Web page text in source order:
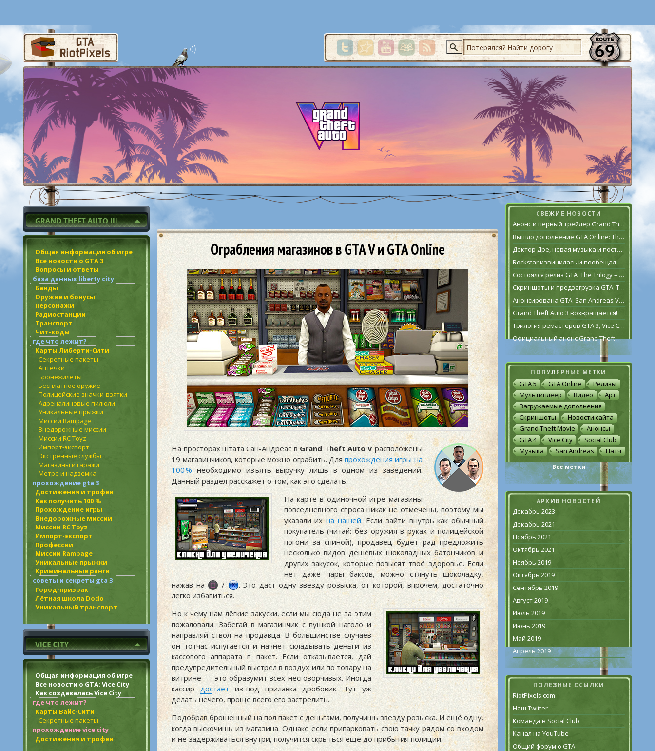
Поиск
Общая информация об игре
Все новости о GTA 3
Вопросы и ответы
база данных liberty city
Банды
Оружие и бонусы
Персонажи
Радиостанции
Транспорт
Чит-коды
где что лежит?
Карты Либерти-Сити
Секретные пакеты
Аптечки
Бронежилеты
Бесплатное оружие
Полицейские значки-взятки
Адреналиновые пилюли
Уникальные прыжки
Миссии Rampage
Внедорожные миссии
Миссии RC Toyz
Импорт-экспорт
Экстренные службы
Магазины и гаражи
Метро и надземка
прохождение gta 3
Достижения и трофеи
Как получить 100 %
Прохождение игры
Внедорожные миссии
Миссии RC Toyz
Импорт-экспорт
Профессии
Миссии Rampage
Уникальные прыжки
Криминальные ранги
советы и секреты gta 3
Город-призрак
Лётная школа Dodo
Уникальный транспорт
Общая информация об игре
Все новости о GTA: Vice City
Как создавалась Vice City
где что лежит?
Карты Вайс-Сити
Секретные пакеты
прохождение vice city
Достижения и трофеи
Ограбления магазинов в GTA V и GTA Online
На просторах штата Сан-Андреас в Grand Theft Auto V расположены
19 магазинчиков, которые можно ограбить. Дляпрохождения игры на
100 % необходимо изъять выручку лишь в одном из заведений.
Данный раздел расскажет о том, как это сделать.
На карте в одиночной игре магазины
повседневного спроса никак не отмечены, поэтому мы
указали ихна нашей. Если зайти внутрь как обычный
покупатель (читай: без оружия в руках и полицейской
погони за спиной), продавец будет рад предложить
несколько видов дешёвых шоколадных батончиков и
других закусок, которые повысят твоё здоровье. Если
нет даже пары баксов, можно стянуть шоколадку,
нажав на
/
. Это даст одну звезду розыска, от которой, впрочем, достаточно
легко избавиться.
Но к чему нам лёгкие закуски, если мы сюда не за этим
пожаловали. Забегай в магазинчик с пушкой наголо и
направляй ствол на продавца. В большинстве случаев
он тотчас испугается и начнёт складывать деньги из
кассового аппарата в пакет. Если отказывается, дай
предупредительный выстрел в воздух или по товару на
витрине — это образумит всех несговорчивых. Иногда
кассирдостаёт из-под прилавка дробовик. Тут уж
делать нечего, проще всего его застрелить.
Подобрав брошенный на пол пакет с деньгами, получишь звезду розыска. И ещё одну,
когда выскочишь из магазина. Однако если припарковать свою тачку рядом со входом
и не задерживаться внутри, получится скрыться ещё до прибытия полиции.
СВЕЖИЕ НОВОСТИ
Анонс и первый трейлер Grand Theft Auto VI
Вышло дополнение GTA Online: The Contract
Доктор Дре, новая музыка и постаревший Франклин Клинтон в дополнении GTA Online: The Contract
Rockstar извинилась и пообещала исправить GTA: The Trilogy – The Definitive Edition [обновлено]
Состоялся релиз GTA: The Trilogy – The Definitive Edition
Скриншоты и предзагрузка GTA: The Trilogy – The Definitive Edition
Анонсирована GTA: San Andreas VR для Oculus Quest 2
Grand Theft Auto 3 возвращается!
Трилогия ремастеров GTA 3, Vice City и San Andreas выйдет 11 ноября
Официальный анонс Grand Theft Auto: The Trilogy – The Definitive Edition
ПОПУЛЯРНЫЕ МЕТКИ
GTA 5 GTA Online
Релизы
Мультиплеер
Видео
Арт
Загружаемые дополнения
Скриншоты
Новости сайта
Grand Theft Movie
Анонсы
GTA 4
Vice City
Social Club
Музыка
San Andreas Патч
Все метки
АРХИВ НОВОСТЕЙ
Декабрь 2023
Декабрь 2021
Ноябрь 2021
Октябрь 2021
Ноябрь 2019
Октябрь 2019
Сентябрь 2019
Август 2019
Июль 2019
Июнь 2019
Май 2019
Апрель 2019
ПОЛЕЗНЫЕ ССЫЛКИ
RiotPixels.com
Наш Twitter
Команда в Social Club
Канал на YouTube
Общий форум о GTA